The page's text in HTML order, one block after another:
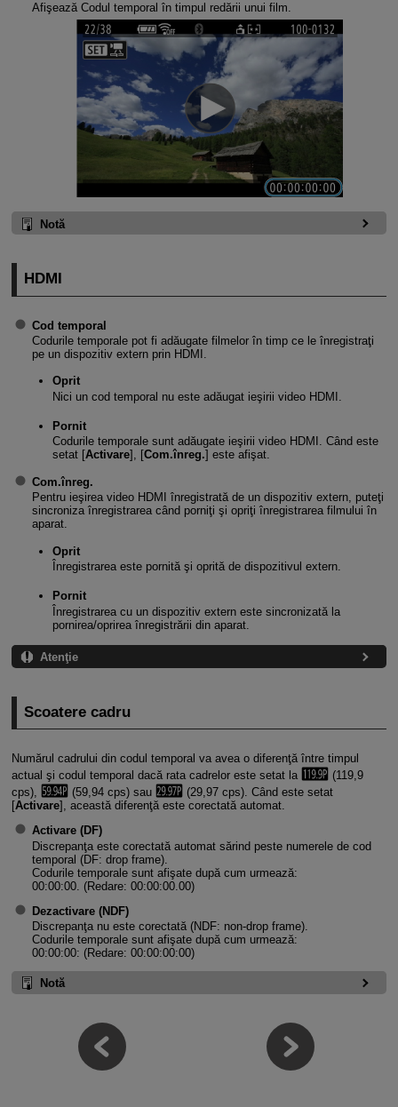
Afişează Codul temporal în timpul redării unui film.
Notă
HDMI
Cod temporal
Codurile temporale pot fi adăugate filmelor în timp ce le înregistraţi
pe un dispozitiv extern prin HDMI.
Oprit
Nici un cod temporal nu este adăugat ieşirii video HDMI.
Pornit
Codurile temporale sunt adăugate ieşirii video HDMI. Când este
setat [Activare], [Com.înreg.] este afişat.
Com.înreg.
Pentru ieşirea video HDMI înregistrată de un dispozitiv extern, puteţi
sincroniza înregistrarea când porniţi şi opriţi înregistrarea filmului în
aparat.
Oprit
Înregistrarea este pornită şi oprită de dispozitivul extern.
Pornit
Înregistrarea cu un dispozitiv extern este sincronizată la
pornirea/oprirea înregistrării din aparat.
Atenţie
Scoatere cadru
Numărul cadrului din codul temporal va avea o diferenţă între timpul
actual şi codul temporal dacă rata cadrelor este setat la
(119,9
cps),
(59,94 cps) sau
(29,97 cps). Când este setat
[Activare], această diferenţă este corectată automat.
Activare(DF)
Discrepanţa este corectată automat sărind peste numerele de cod
temporal (DF: drop frame).
Codurile temporale sunt afişate după cum urmează:
00:00:00. (Redare: 00:00:00.00)
Dezactivare(NDF)
Discrepanţa nu este corectată (NDF: non-drop frame).
Codurile temporale sunt afişate după cum urmează:
00:00:00: (Redare: 00:00:00:00)
Notă